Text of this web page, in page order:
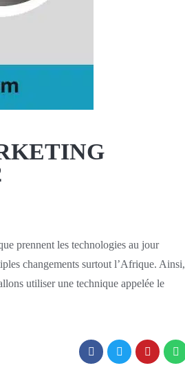
prennent les technologies au jour
changements surtout l’Afrique. Ainsi,
utiliser une technique appelée le